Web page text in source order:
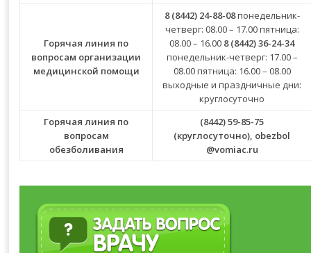
Горячая линия по
вопросам организации
медицинской помощи
8 (8442) 24-88-08понедельник-
четверг: 08.00 – 17.00 пятница:
08.00 – 16.00 8 (8442) 36-24-34
понедельник-четверг: 17.00 –
08.00 пятница: 16.00 – 08.00
выходные и праздничные дни:
круглосуточно
Горячая линия по
вопросам
обезболивания
(8442) 59-85-75
(круглосуточно), obezbol
@vomiac.ru